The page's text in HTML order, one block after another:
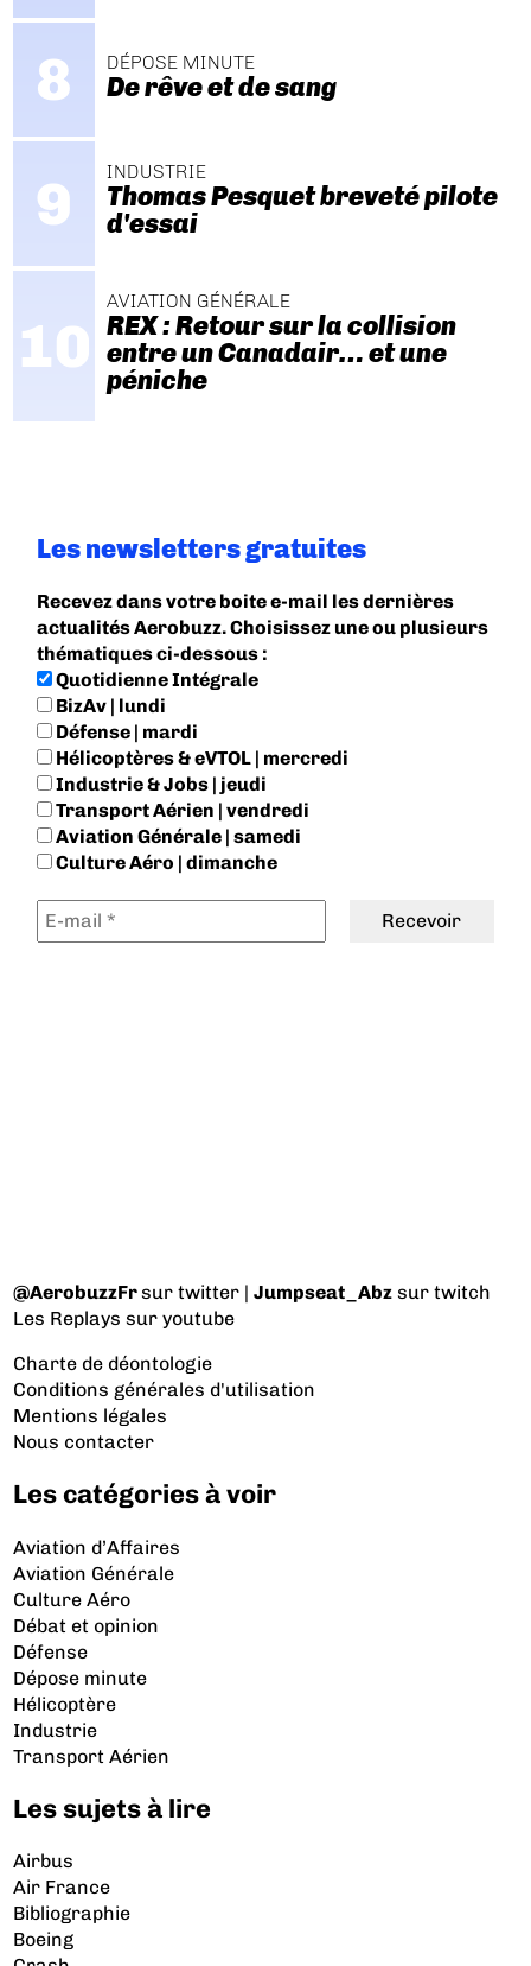
DÉPOSE MINUTE
De rêve et de sang
INDUSTRIE
Thomas Pesquet breveté pilote
d'essai
AVIATION GÉNÉRALE
REX : Retour sur la collision
entre un Canadair… et une
péniche
Les newsletters gratuites
Recevez dans votre boite e-mail les dernières
actualités Aerobuzz. Choisissez une ou plusieurs
thématiques ci-dessous :
Quotidienne Intégrale
BizAv | lundi
Défense | mardi
Hélicoptères & eVTOL | mercredi
Industrie & Jobs | jeudi
Transport Aérien | vendredi
Aviation Générale | samedi
Culture Aéro | dimanche
@AerobuzzFrsur twitter |Jumpseat_Abz sur twitch
Les Replays sur youtube
Charte de déontologie
Conditions générales d'utilisation
Mentions légales
Nous contacter
Les catégories à voir
Aviation d’Affaires
Aviation Générale
Culture Aéro
Débat et opinion
Défense
Dépose minute
Hélicoptère
Industrie
Transport Aérien
Les sujets à lire
Airbus
Air France
Bibliographie
Boeing